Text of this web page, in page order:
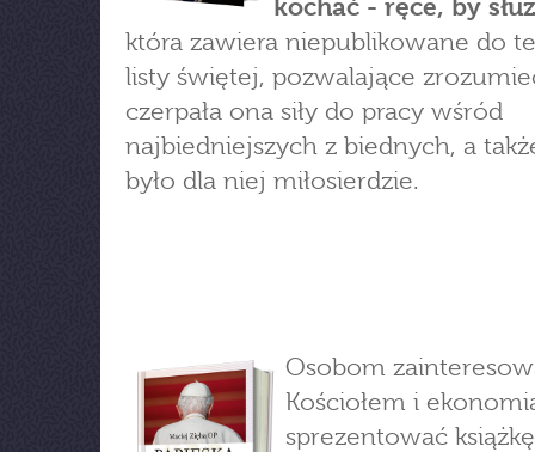
kochać - ręce, by
która zawiera niepublikowane do
listy świętej, pozwalające
czerpała ona siły do pracy wśród
najbiedniejszych z biednych, a
było dla niej miłosierdzie.
Osobom
Kościołem i
sprezentować